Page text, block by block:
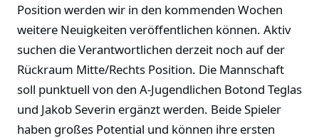
Position werden wir in den kommenden Wochen
weitere Neuigkeiten veröffentlichen können. Aktiv
suchen die Verantwortlichen derzeit noch auf der
Rückraum Mitte/Rechts Position. Die Mannschaft
soll punktuell von den A-Jugendlichen Botond Teglas
und Jakob Severin ergänzt werden. Beide Spieler
haben großes Potential und können ihre ersten